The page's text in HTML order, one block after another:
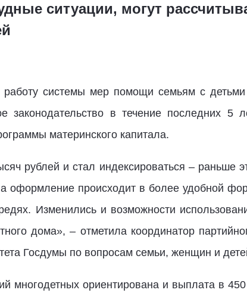
ситуации, могут
работу системы мер помощи семьям с
законодательство в течение последних 5
материнского капитала.
рублей и стал индексироваться – раньше
а оформление происходит в более удобной
Изменились и возможности
дома», – отметила координатор
Госдумы по вопросам семьи, женщин и
многодетных ориентирована и выплата в